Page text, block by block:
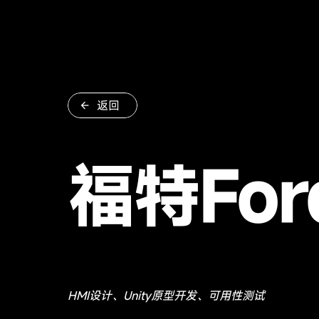
返回
福特
HMI设计、Unity原型开发、可用性测试